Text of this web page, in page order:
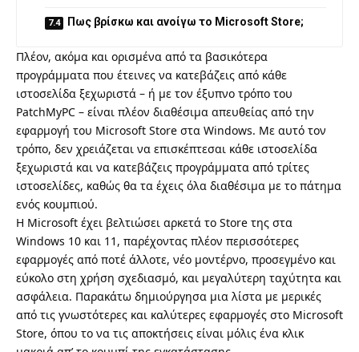
Πως βρίσκω και ανοίγω το Microsoft Store;
Πλέον, ακόμα και ορισμένα από τα βασικότερα
προγράμματα που έτεινες να κατεβάζεις από κάθε
ιστοσελίδα ξεχωριστά – ή με τον έξυπνο τρόπο του
PatchMyPC – είναι πλέον διαθέσιμα απευθείας από την
εφαρμογή του Microsoft Store στα Windows. Με αυτό τον
τρόπο, δεν χρειάζεται να επισκέπτεσαι κάθε ιστοσελίδα
ξεχωριστά και να κατεβάζεις προγράμματα από τρίτες
ιστοσελίδες, καθώς θα τα έχεις όλα διαθέσιμα με το πάτημα
ενός κουμπιού.
Η Microsoft έχει βελτιώσει αρκετά το Store της στα
Windows 10 και 11, παρέχοντας πλέον περισσότερες
εφαρμογές από ποτέ άλλοτε, νέο μοντέρνο, προσεγμένο και
εύκολο στη χρήση σχεδιασμό, και μεγαλύτερη ταχύτητα και
ασφάλεια. Παρακάτω δημιούργησα μια λίστα με μερικές
από τις γνωστότερες και καλύτερες εφαρμογές στο Microsoft
Store, όπου το να τις αποκτήσεις είναι μόλις ένα κλικ